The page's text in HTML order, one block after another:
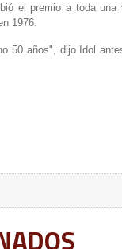
el premio a toda
1976.
50 años", dijo Idol